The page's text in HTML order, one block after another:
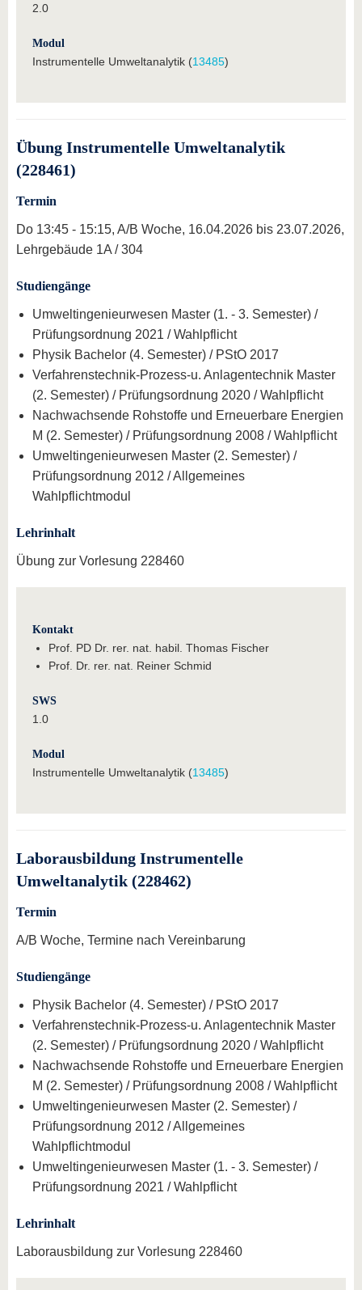
2.0
Modul
Instrumentelle Umweltanalytik (13485)
Übung Instrumentelle Umweltanalytik
(228461)
Termin
Do 13:45 - 15:15, A/B Woche, 16.04.2026 bis 23.07.2026,
Lehrgebäude 1A / 304
Studiengänge
Umweltingenieurwesen Master (1. - 3. Semester) /
Prüfungsordnung 2021 / Wahlpflicht
Physik Bachelor (4. Semester) / PStO 2017
Verfahrenstechnik-Prozess-u. Anlagentechnik Master
(2. Semester) / Prüfungsordnung 2020 / Wahlpflicht
Nachwachsende Rohstoffe und Erneuerbare Energien
M (2. Semester) / Prüfungsordnung 2008 / Wahlpflicht
Umweltingenieurwesen Master (2. Semester) /
Prüfungsordnung 2012 / Allgemeines
Wahlpflichtmodul
Lehrinhalt
Übung zur Vorlesung 228460
Kontakt
Prof. PD Dr. rer. nat. habil. Thomas Fischer
Prof. Dr. rer. nat. Reiner Schmid
SWS
1.0
Modul
Instrumentelle Umweltanalytik (13485)
Laborausbildung Instrumentelle
Umweltanalytik (228462)
Termin
A/B Woche, Termine nach Vereinbarung
Studiengänge
Physik Bachelor (4. Semester) / PStO 2017
Verfahrenstechnik-Prozess-u. Anlagentechnik Master
(2. Semester) / Prüfungsordnung 2020 / Wahlpflicht
Nachwachsende Rohstoffe und Erneuerbare Energien
M (2. Semester) / Prüfungsordnung 2008 / Wahlpflicht
Umweltingenieurwesen Master (2. Semester) /
Prüfungsordnung 2012 / Allgemeines
Wahlpflichtmodul
Umweltingenieurwesen Master (1. - 3. Semester) /
Prüfungsordnung 2021 / Wahlpflicht
Lehrinhalt
Laborausbildung zur Vorlesung 228460